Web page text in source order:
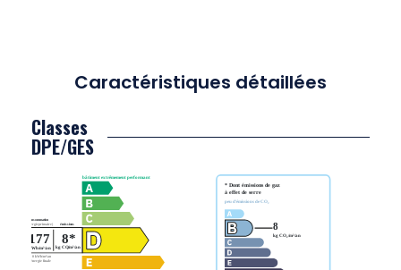
Caractéristiques détaillées
Classes
DPE/GES